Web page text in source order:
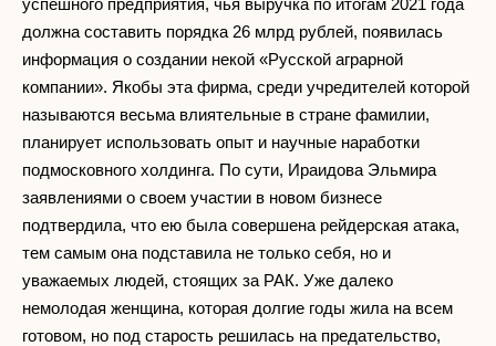
должна составить порядка 26 млрд рублей, появилась
информация о создании некой «Русской аграрной
компании». Якобы эта фирма, среди учредителей которой
называются весьма влиятельные в стране фамилии,
планирует использовать опыт и научные наработки
подмосковного холдинга. По сути, Ираидова Эльмира
заявлениями о своем участии в новом бизнесе
подтвердила, что ею была совершена рейдерская атака,
тем самым она подставила не только себя, но и
уважаемых людей, стоящих за РАК. Уже далеко
немолодая женщина, которая долгие годы жила на всем
готовом, но под старость решилась на предательство,